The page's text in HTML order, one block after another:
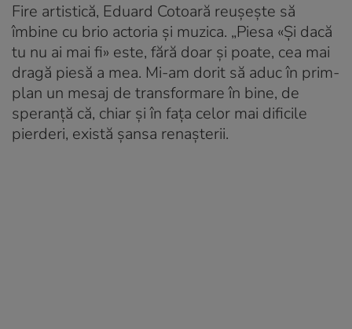
Fire artistică, Eduard Cotoară reușește să
îmbine cu brio actoria și muzica. „Piesa «Și dacă
tu nu ai mai fi» este, fără doar și poate, cea mai
dragă piesă a mea. Mi-am dorit să aduc în prim-
plan un mesaj de transformare în bine, de
speranță că, chiar și în fața celor mai dificile
pierderi, există șansa renașterii.